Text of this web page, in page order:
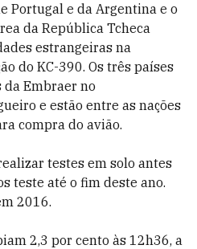
Portugal e da Argentina e o
da República Tcheca
estrangeiras na
do KC-390. Os três países
Embraer no
e estão entre as nações
compra do avião.
testes em solo antes
teste até o fim deste ano.
2016.
2,3 por cento às 12h36, a